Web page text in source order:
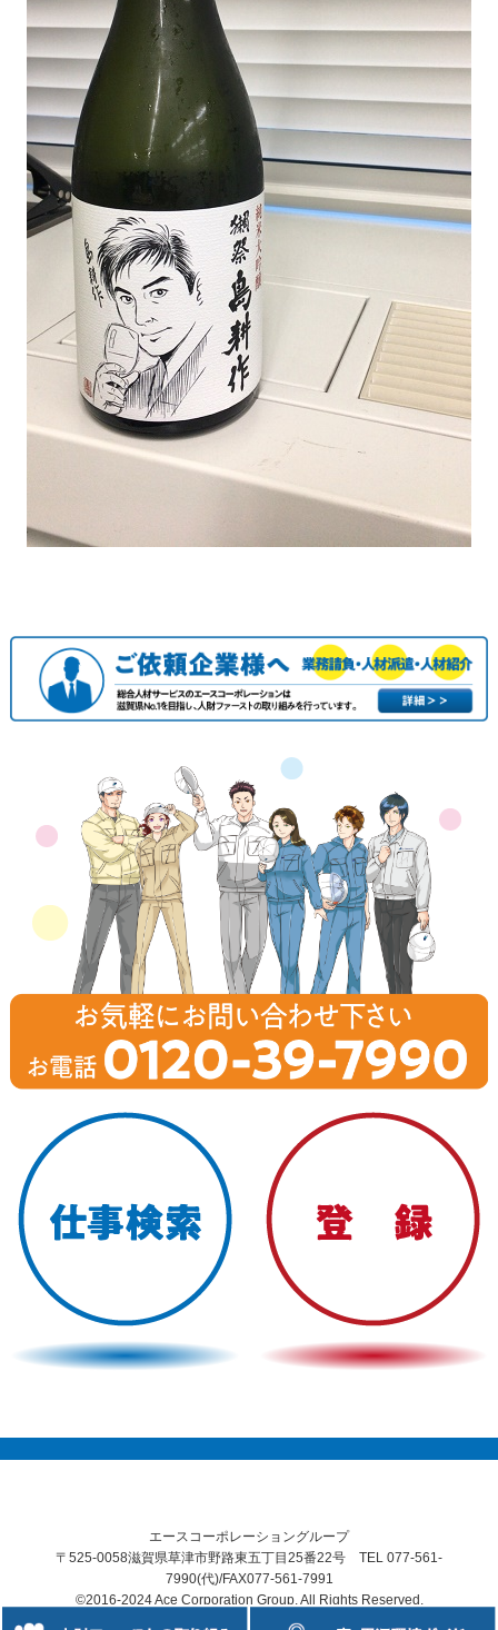
エースコーポレーショングループ
〒525-0058滋賀県草津市野路東五丁目25番22号 TEL 077-561-
7990(代)/FAX077-561-7991
©2016-2024 Ace Corporation Group. All Rights Reserved.